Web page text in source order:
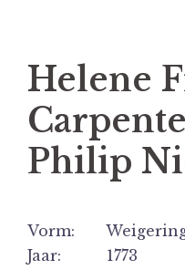
Helene
Philip
Vorm:
Jaar: 1773